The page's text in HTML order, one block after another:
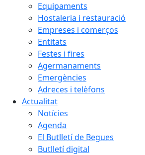
Equipaments
Hostaleria i restauració
Empreses i comerços
Entitats
Festes i fires
Agermanaments
Emergències
Adreces i telèfons
Actualitat
Notícies
Agenda
El Butlletí de Begues
Butlletí digital